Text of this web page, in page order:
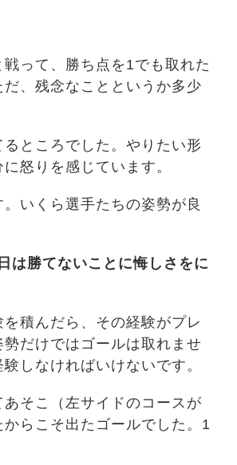
って、勝ち点を1でも取れた
、残念なことというか多少
ところでした。やりたい形
怒りを感じています。
いくら選手たちの姿勢が良
は勝てないことに悔しさをに
積んだら、その経験がプレ
だけではゴールは取れませ
しなければいけないです。
そこ（左サイドのコースが
らこそ出たゴールでした。1